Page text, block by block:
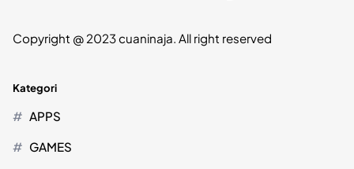
Copyright @ 2023 cuaninaja. All right reserved
Kategori
APPS
GAMES